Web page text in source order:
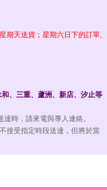
期天送貨；星期六日下的訂單,
、三重、蘆洲、新店、汐止等
時，請來電與專人連絡。
接受指定時段送達，但將於當